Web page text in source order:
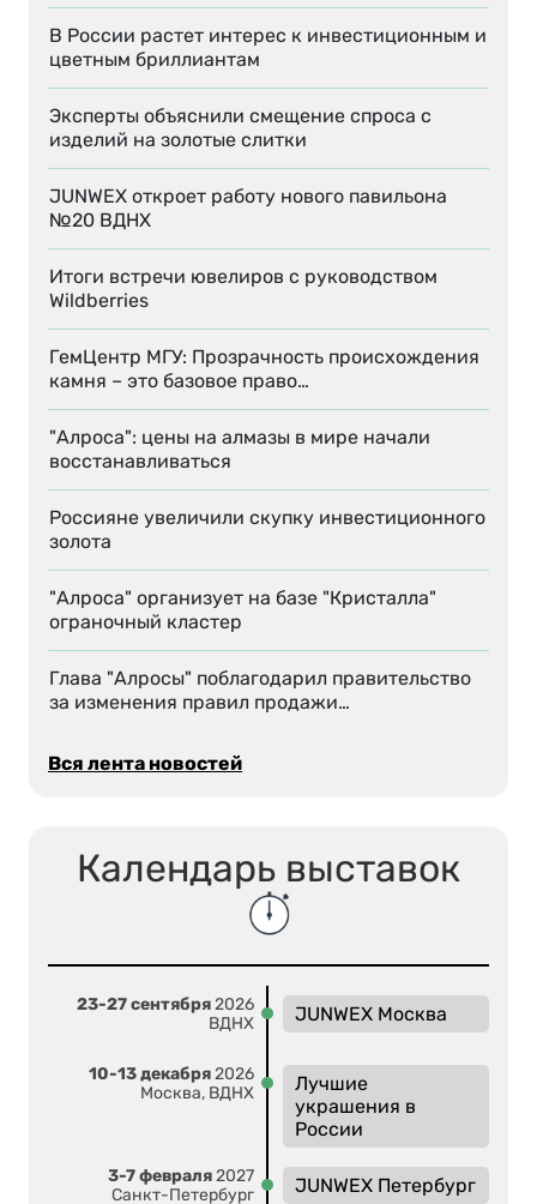
В России растет интерес к инвестиционным и
цветным бриллиантам
Эксперты объяснили смещение спроса с
изделий на золотые слитки
JUNWEX откроет работу нового павильона
№20 ВДНХ
Итоги встречи ювелиров с руководством
Wildberries
ГемЦентр МГУ: Прозрачность происхождения
камня – это базовое право…
"Алроса": цены на алмазы в мире начали
восстанавливаться
Россияне увеличили скупку инвестиционного
золота
"Алроса" организует на базе "Кристалла"
ограночный кластер
Глава "Алросы" поблагодарил правительство
за изменения правил продажи…
Вся лента новостей
Календарь выставок
23-27 сентября2026
ВДНХ
JUNWEX Москва
10-13 декабря2026
Москва, ВДНХ
Лучшие
украшения в
России
3-7 февраля2027
Санкт-Петербург
JUNWEX Петербург